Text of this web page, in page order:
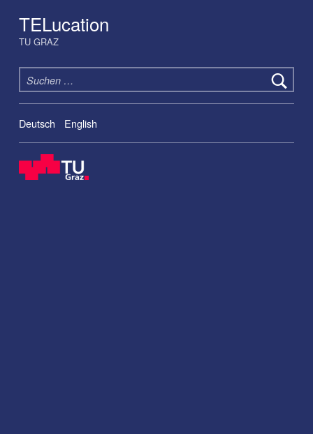
TELucation
TU GRAZ
Suchen nach:
Deutsch English